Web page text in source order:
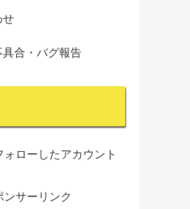
せ
合・バグ報告
ォローしたアカウント
ンサーリンク